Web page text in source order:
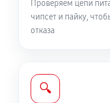
Проверяем цепи
чипсет и пайку,
отказа
🔍